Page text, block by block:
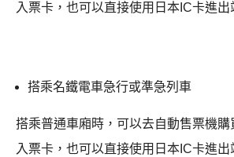
入票卡，也可以直接使用日本IC卡進
搭乘名鐵電車急行或準急列車
搭乘普通車廂時，可以去自動售票機
入票卡，也可以直接使用日本IC卡進